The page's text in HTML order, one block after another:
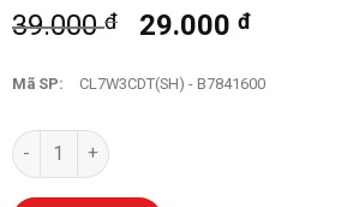
39.000đ 29.000đ
Mã SP: CL7W3CDT(SH) - B7841600
Chấn Lưu (4 - 7) W - 3 Chế Độ quantity